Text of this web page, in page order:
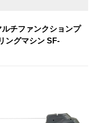
チファンクションプ
ングマシン SF-